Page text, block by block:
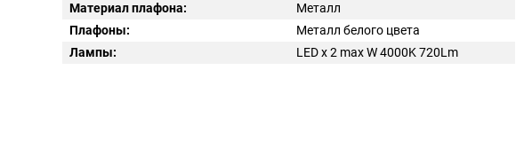
Материал плафона:
Металл
Плафоны:
Металл белого цвета
Лампы:
LED x 2 max W 4000K 720Lm